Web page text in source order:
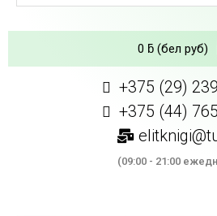
0 ƃ(бел руб)
+375 (29)
+375 (44)
(09:00 - 21:00